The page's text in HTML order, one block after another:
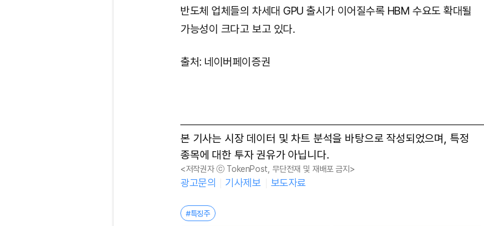
반도체 업체들의 차세대 GPU 출시가 이어질수록 HBM 수요도 확대될
가능성이 크다고 보고 있다.
출처: 네이버페이증권
본 기사는 시장 데이터 및 차트 분석을 바탕으로 작성되었으며, 특정
종목에 대한 투자 권유가 아닙니다.
<저작권자 ⓒ TokenPost, 무단전재 및 재배포 금지>
광고문의 기사제보 보도자료
#특징주